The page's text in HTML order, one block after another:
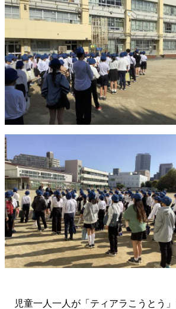
児童一人一人が「ティアラこうとう